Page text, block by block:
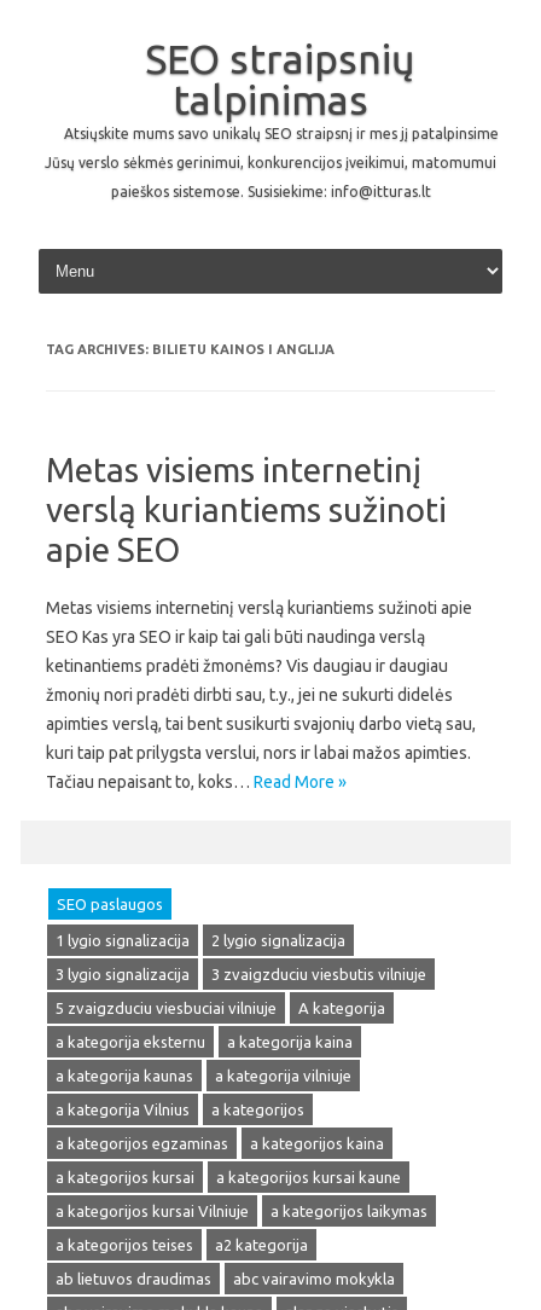
SEO straipsnių
talpinimas
Atsiųskite mums savo unikalų SEO straipsnį ir mes jį patalpinsime
Jūsų verslo sėkmės gerinimui, konkurencijos įveikimui, matomumui
paieškos sistemose. Susisiekime: info@itturas.lt
Skip to content
TAG ARCHIVES: BILIETU KAINOS I ANGLIJA
Metas visiems internetinį
verslą kuriantiems sužinoti
apie SEO
Metas visiems internetinį verslą kuriantiems sužinoti apie
SEO Kas yra SEO ir kaip tai gali būti naudinga verslą
ketinantiems pradėti žmonėms? Vis daugiau ir daugiau
žmonių nori pradėti dirbti sau, t.y., jei ne sukurti didelės
apimties verslą, tai bent susikurti svajonių darbo vietą sau,
kuri taip pat prilygsta verslui, nors ir labai mažos apimties.
Tačiau nepaisant to, koks… Read More »
SEO paslaugos
1 lygio signalizacija
2 lygio signalizacija
3 lygio signalizacija
3 zvaigzduciu viesbutis vilniuje
5 zvaigzduciu viesbuciai vilniuje
A kategorija
a kategorija eksternu
a kategorija kaina
a kategorija kaunas
a kategorija vilniuje
a kategorija Vilnius
a kategorijos
a kategorijos egzaminas
a kategorijos kaina
a kategorijos kursai
a kategorijos kursai kaune
a kategorijos kursai Vilniuje
a kategorijos laikymas
a kategorijos teises
a2 kategorija
ab lietuvos draudimas
abc vairavimo mokykla